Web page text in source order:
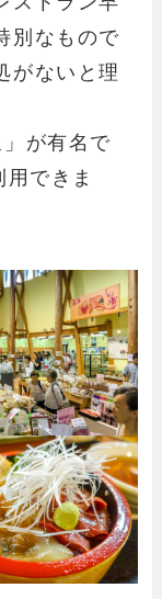
別なもので
がないと理
が有名で
できま